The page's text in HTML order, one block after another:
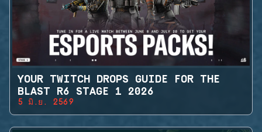
YOUR TWITCH DROPS GUIDE FOR THE
BLAST R6 STAGE 1 2026
5 มิ.ย. 2569